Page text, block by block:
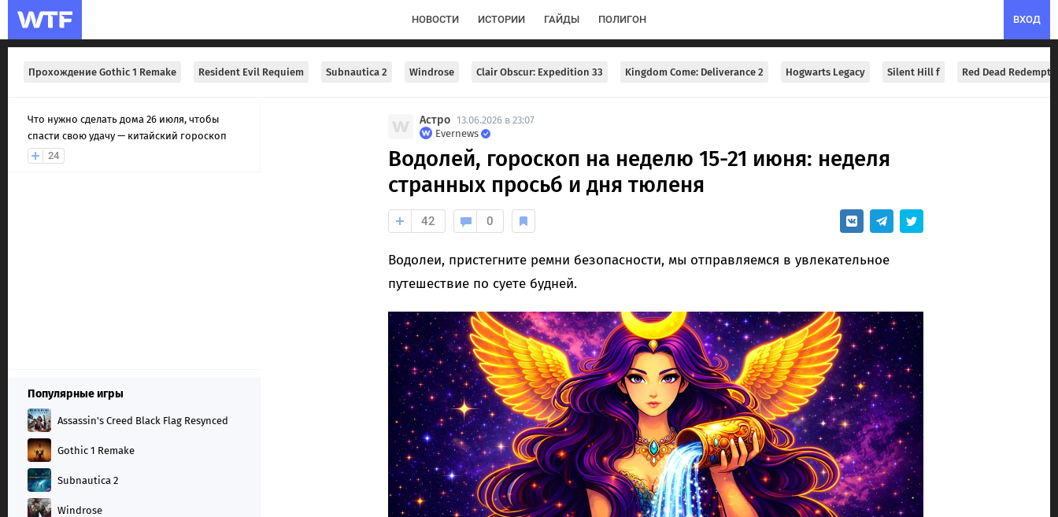
ВХОД
НОВОСТИ ИСТОРИИ ГАЙДЫ ПОЛИГОН
Прохождение Gothic 1 Remake Resident Evil Requiem Subnautica 2 Windrose Clair Obscur: Expedition 33 Kingdom Come: Deliverance 2 Hogwarts Legacy Silent Hill f Red Dead
Что нужно сделать дома 26 июля, чтобы
спасти свою удачу — китайский гороскоп
24
Популярные игры
Assassin's Creed Black Flag Resynced
Gothic 1 Remake
Subnautica 2
Windrose
Астро
13.06.2026 в 23:07
Evernews
Водолей, гороскоп на неделю 15-21 июня: неделя
странных просьб и дня тюленя
42 0
Водолеи, пристегните ремни безопасности, мы отправляемся в увлекательное
путешествие по суете будней.